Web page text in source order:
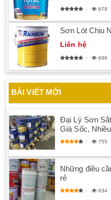
678
Sơn Lót Chịu
Liên hệ
696
BÀI VIẾT MỚI
Đại Lý Sơn
Giá Sốc,
755
Những điều
rẻ
634